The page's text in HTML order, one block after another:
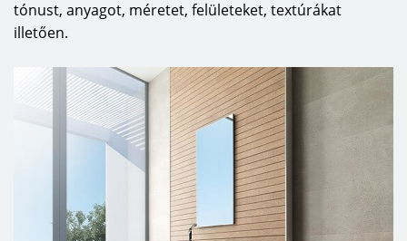
tónust, anyagot, méretet, felületeket, textúrákat
illetően.